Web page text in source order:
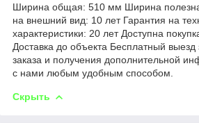
Ширина общая: 510 мм Ширина
на внешний вид: 10 лет Гарантия на
характеристики: 20 лет Доступна
Доставка до объекта Бесплатный
заказа и получения дополнительной
с нами любым удобным способом.
Скрыть